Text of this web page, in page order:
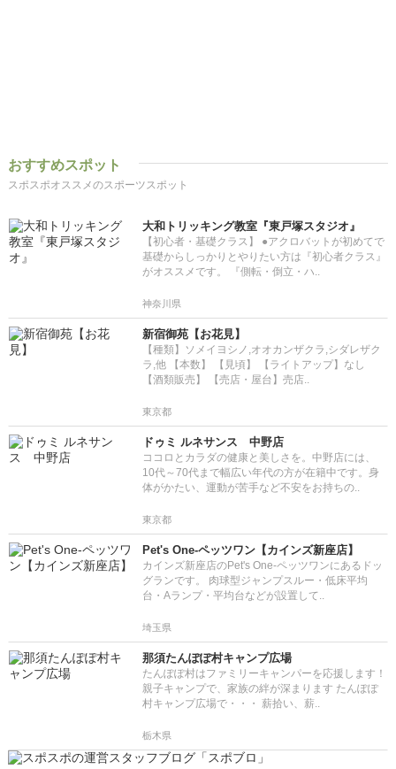
おすすめスポット
スポスポオススメのスポーツスポット
大和トリッキング教室『東戸塚スタジオ』
【初心者・基礎クラス】 ●アクロバットが初めてで
基礎からしっかりとやりたい方は『初心者クラス』
がオススメです。 『側転・倒立・ハ..
神奈川県
新宿御苑【お花見】
【種類】ソメイヨシノ,オオカンザクラ,シダレザク
ラ,他 【本数】 【見頃】 【ライトアップ】なし
【酒類販売】 【売店・屋台】売店..
東京都
ドゥミ ルネサンス 中野店
ココロとカラダの健康と美しさを。中野店には、
10代～70代まで幅広い年代の方が在籍中です。身
体がかたい、運動が苦手など不安をお持ちの..
東京都
Pet's One-ペッツワン【カインズ新座店】
カインズ新座店のPet's One-ペッツワンにあるドッ
グランです。 肉球型ジャンプスルー・低床平均
台・Aランプ・平均台などが設置して..
埼玉県
那須たんぽぽ村キャンプ広場
たんぽぽ村はファミリーキャンパーを応援します！
親子キャンプで、家族の絆が深まります たんぽぽ
村キャンプ広場で・・・ 薪拾い、薪..
栃木県